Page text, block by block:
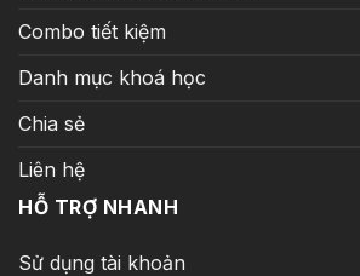
Combo tiết kiệm
Danh mục khoá học
Chia sẻ
Liên hệ
HỖ TRỢ NHANH
Sử dụng tài khoản